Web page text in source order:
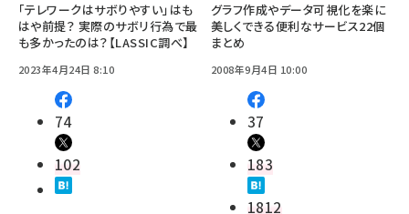
「テレワークはサボりやすい」はも
はや前提？ 実際のサボリ行為で最
も多かったのは？【LASSIC調べ】
2023年4月24日 8:10
74
102
グラフ作成やデータ可視化を楽に
美しくできる便利なサービス22個
まとめ
2008年9月4日 10:00
37
183
1812